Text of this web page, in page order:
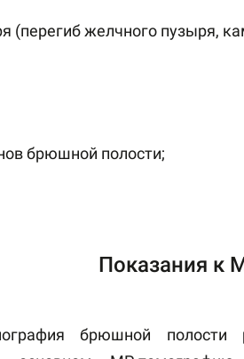
(перегиб желчного пузыря,
брюшной полости;
Показания к
брюшной